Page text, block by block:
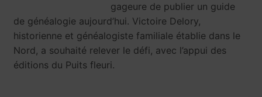
gageure de publier un guide
de généalogie aujourd’hui. Victoire Delory,
historienne et généalogiste familiale établie dans le
Nord, a souhaité relever le défi, avec l’appui des
éditions du Puits fleuri.